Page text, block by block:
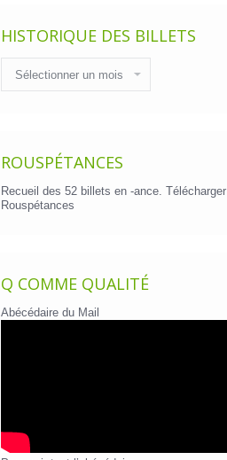
HISTORIQUE DES BILLETS
des
billets
ROUSPÉTANCES
Recueil des 52 billets en -ance. Télécharger
Rouspétances
Q COMME QUALITÉ
Abécédaire du Mail